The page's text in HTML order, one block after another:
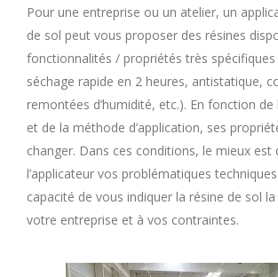
Pour une entreprise ou un atelier, un
de sol peut vous proposer des résines
fonctionnalités / propriétés très spécifiques
séchage rapide en 2 heures, antistatique,
remontées d’humidité, etc.). En fonction de
et de la méthode d’application, ses
changer. Dans ces conditions, le mieux est
l’applicateur vos problématiques
capacité de vous indiquer la résine de sol
votre entreprise et à vos contraintes.